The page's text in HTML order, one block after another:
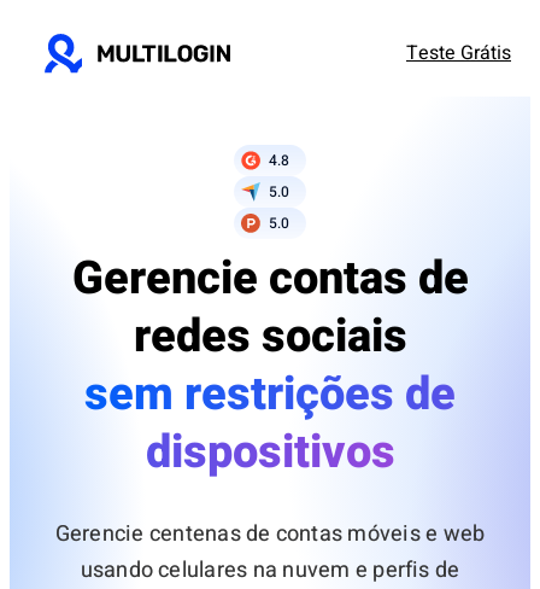
Teste Grátis
4.8
5.0
5.0
Gerencie contas de
redes sociais
sem restrições de
dispositivos
Gerencie centenas de contasmóveis e web
usando celulares na nuvem e perfis de